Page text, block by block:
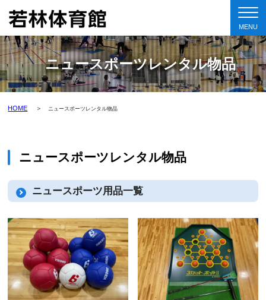
ニュースポーツレンタル物品
HOME ニュースポーツレンタル物品
ニュースポーツレンタル物品
ニュースポーツ用品一覧